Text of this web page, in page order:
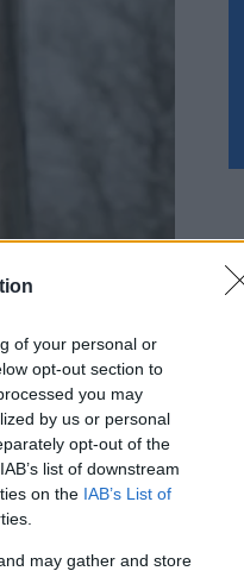
of your personal or
opt-out section to
you may
by us or personal
opt-out of the
list of downstream
on the IAB’s List of
may gather and store